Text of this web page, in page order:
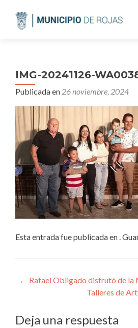
IMG-20241126-
Publicada en 26 noviembre, 2024
Esta entrada fue publicada en .
Navegación
entradas
← Rafael Obligado disfrutó de la
Talleres de
Deja una respuesta